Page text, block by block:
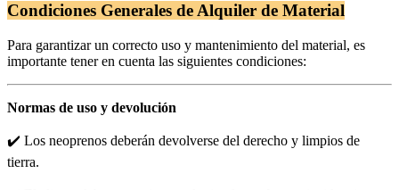
Condiciones Generales de Alquiler de Material
Para garantizar un correcto uso y mantenimiento del material, es
importante tener en cuenta las siguientes condiciones:
Normas de uso y devolución
✔️ Los neoprenos deberán devolverse del derecho y limpios de
tierra.